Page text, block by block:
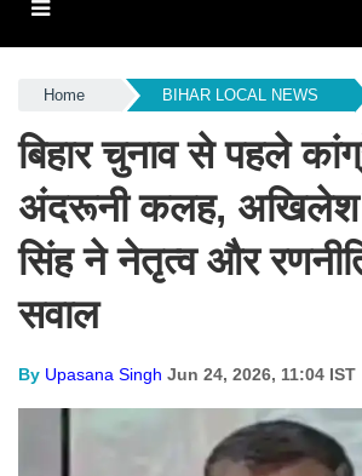
Home BIHAR LOCAL NEWS
बिहार चुनाव से पहले
अंदरूनी कलह, अखिलेश
सिंह ने नेतृत्व और
सवाल
By Upasana Singh Jun 24, 2026, 11:04 IST